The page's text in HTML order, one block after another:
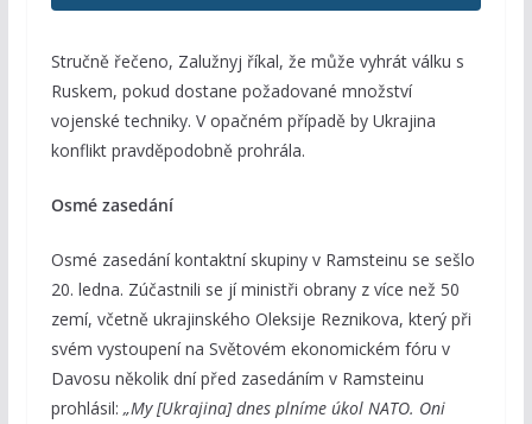
Stručně řečeno, Zalužnyj říkal, že může vyhrát válku s
Ruskem, pokud dostane požadované množství
vojenské techniky. V opačném případě by Ukrajina
konflikt pravděpodobně prohrála.
Osmé zasedání
Osmé zasedání kontaktní skupiny v Ramsteinu se sešlo
20. ledna. Zúčastnili se jí ministři obrany z více než 50
zemí, včetně ukrajinského Oleksije Reznikova, který při
svém vystoupení na Světovém ekonomickém fóru v
Davosu několik dní před zasedáním v Ramsteinu
prohlásil: „My [Ukrajina] dnes plníme úkol NATO. Oni